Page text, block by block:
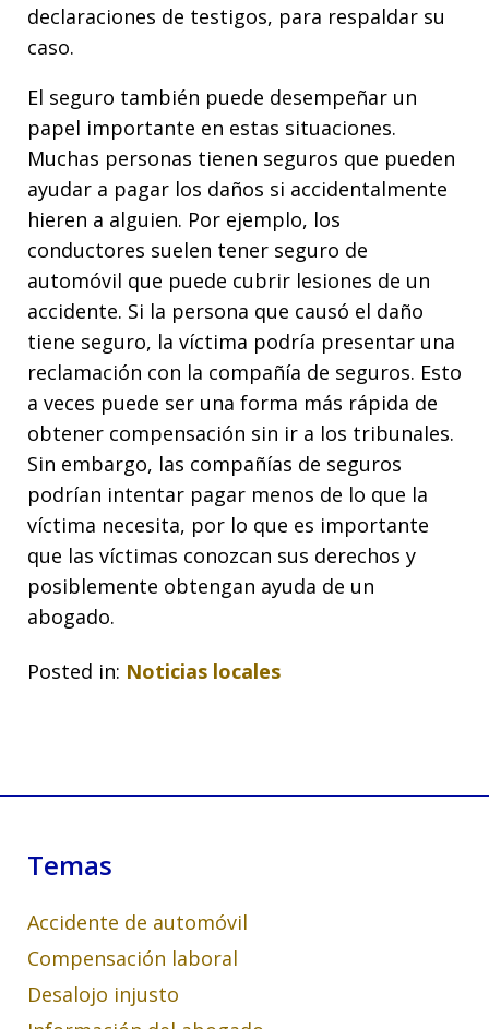
declaraciones de testigos, para respaldar su
caso.
El seguro también puede desempeñar un
papel importante en estas situaciones.
Muchas personas tienen seguros que pueden
ayudar a pagar los daños si accidentalmente
hieren a alguien. Por ejemplo, los
conductores suelen tener seguro de
automóvil que puede cubrir lesiones de un
accidente. Si la persona que causó el daño
tiene seguro, la víctima podría presentar una
reclamación con la compañía de seguros. Esto
a veces puede ser una forma más rápida de
obtener compensación sin ir a los tribunales.
Sin embargo, las compañías de seguros
podrían intentar pagar menos de lo que la
víctima necesita, por lo que es importante
que las víctimas conozcan sus derechos y
posiblemente obtengan ayuda de un
abogado.
Posted in: Noticias locales
Temas
Accidente de automóvil
Compensación laboral
Desalojo injusto